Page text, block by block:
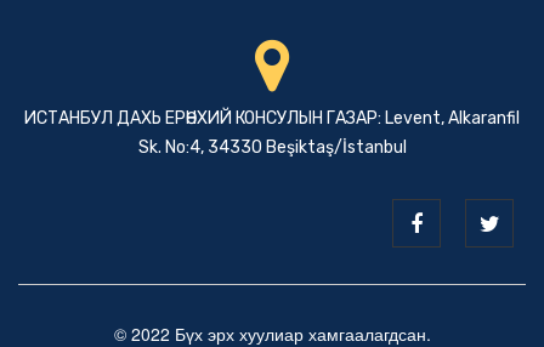
ИСТАНБУЛ ДАХЬ ЕРӨНХИЙ КОНСУЛЫН ГАЗАР: Levent, Alkaranfil
Sk. No:4, 34330 Beşiktaş/İstanbul
© 2022 Бүх эрх хуулиар хамгаалагдсан.